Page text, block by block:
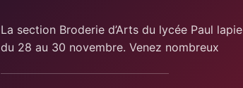
La section Broderie d’Arts du lycée Paul
du 28 au 30 novembre. Venez nombreux